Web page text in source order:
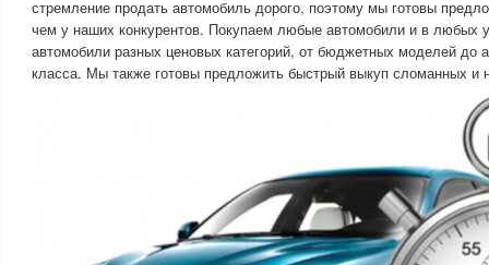
стремление продать автомобиль дорого, поэтому мы готовы
чем у наших конкурентов. Покупаем любые автомобили и в любых
автомобили разных ценовых категорий, от бюджетных моделей до
класса. Мы также готовы предложить быстрый выкуп сломанных и